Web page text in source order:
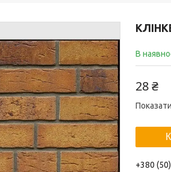
В
28 ₴
+380